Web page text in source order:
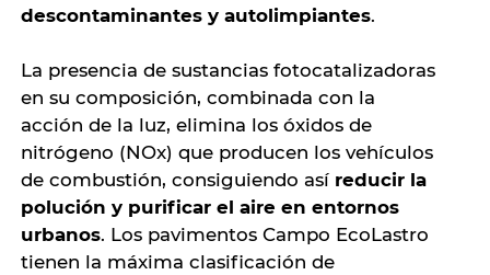
descontaminantes y autolimpiantes.
La presencia de sustancias fotocatalizadoras
en su composición, combinada con la
acción de la luz, elimina los óxidos de
nitrógeno (NOx) que producen los vehículos
de combustión, consiguiendo así reducir la
polución y purificar el aire en entornos
urbanos. Los pavimentos Campo EcoLastro
tienen la máxima clasificación de